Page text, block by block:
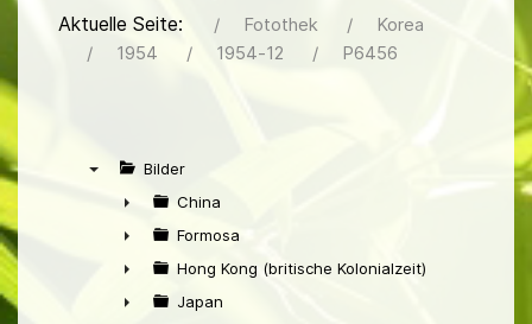
Aktuelle Seite: Fotothek
Korea
1954
1954-12 P6456
Bilder
►
China
►
Formosa
►
Hong Kong (britische Kolonialzeit)
Japan